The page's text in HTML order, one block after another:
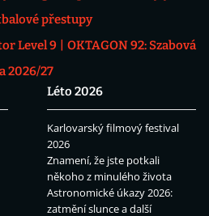
přestupy
Level 9
OKTAGON 92: Szabová
2026/27
Léto 2026
Karlovarský filmový festival
2026
Znamení, že jste potkali
někoho z minulého života
Astronomické úkazy 2026:
zatmění slunce a další